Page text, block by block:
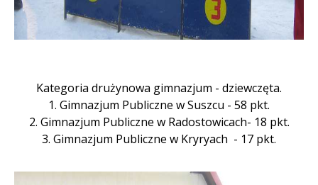
Kategoria drużynowa gimnazjum - dziewczęta.
1. Gimnazjum Publiczne w Suszcu - 58 pkt.
2. Gimnazjum Publiczne w Radostowicach- 18 pkt.
3. Gimnazjum Publiczne w Kryryach - 17 pkt.